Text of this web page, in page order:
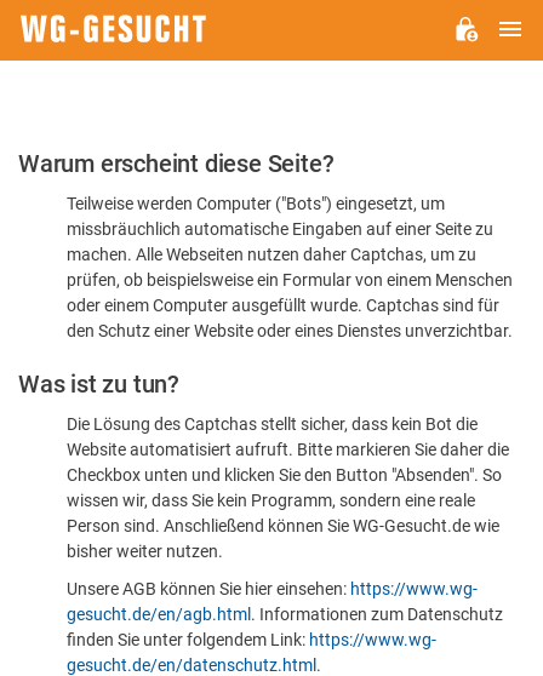
Bitte
dass
sind
Warum erscheint diese Seite?
Teilweise werden Computer ("Bots") eingesetzt, um
missbräuchlich automatische Eingaben auf einer Seite zu
machen. Alle Webseiten nutzen daher Captchas, um zu
prüfen, ob beispielsweise ein Formular von einem Menschen
oder einem Computer ausgefüllt wurde. Captchas sind für
den Schutz einer Website oder eines Dienstes unverzichtbar.
Was ist zu tun?
Die Lösung des Captchas stellt sicher, dass kein Bot die
Website automatisiert aufruft. Bitte markieren Sie daher die
Checkbox unten und klicken Sie den Button "Absenden". So
wissen wir, dass Sie kein Programm, sondern eine reale
Person sind. Anschließend können Sie WG-Gesucht.de wie
bisher weiter nutzen.
Unsere AGB können Sie hier einsehen: https://www.wg-
gesucht.de/en/agb.html . Informationen zum Datenschutz
finden Sie unter folgendem Link: https://www.wg-
gesucht.de/en/datenschutz.html .